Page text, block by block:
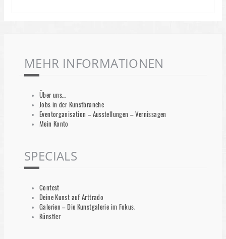
MEHR INFORMATIONEN
Über uns…
Jobs in der Kunstbranche
Eventorganisation – Ausstellungen – Vernissagen
Mein Konto
SPECIALS
Contest
Deine Kunst auf Arttrado
Galerien – Die Kunstgalerie im Fokus.
Künstler